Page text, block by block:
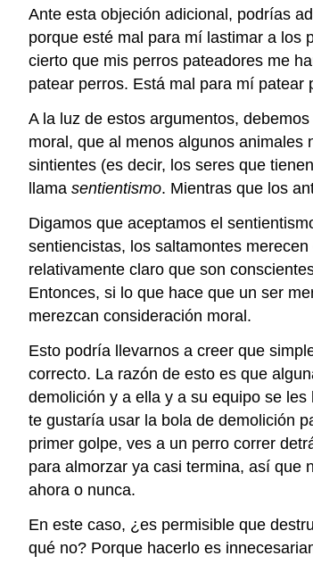
Ante esta objeción adicional, podrías
porque esté mal para mí lastimar a los
cierto que mis perros pateadores me
patear perros. Está mal para mí
A la luz de estos argumentos,
moral, que al menos algunos
sintientes (es decir, los seres que
llama sentientismo. Mientras que los
Digamos que aceptamos el
sentiencistas, los saltamontes
relativamente claro que son
Entonces, si lo que hace que un ser
merezcan consideración moral.
Esto podría llevarnos a creer que
correcto. La razón de esto es que
demolición y a ella y a su equipo se
te gustaría usar la bola de demolición
primer golpe, ves a un perro correr
para almorzar ya casi termina, así que
ahora o nunca.
En este caso, ¿es permisible que
qué no? Porque hacerlo es